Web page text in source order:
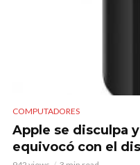
COMPUTADORES
Apple se disculpa
equivocó con el